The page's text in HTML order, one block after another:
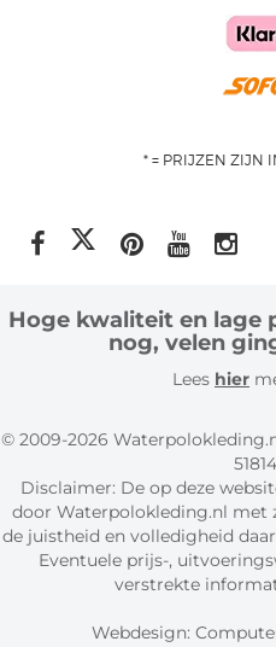
* = PRIJZEN ZIJN
Hoge kwaliteit en lage
nog, velen
Lees hier
© 2009-2026
Disclaimer: De op deze
door Waterpolokleding.nl met
de juistheid en volledigheid
Eventuele prijs-,
verstrekte
Webdesign: